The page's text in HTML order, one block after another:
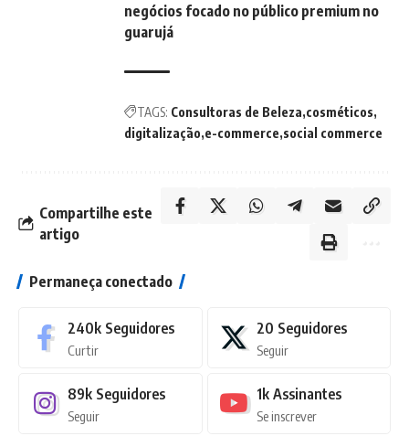
negócios focado no público premium no
guarujá
TAGS: Consultoras de Beleza cosméticos
digitalização e-commerce social commerce
Compartilhe este
artigo
Permaneça conectado
240k Seguidores
Curtir
20 Seguidores
Seguir
89k Seguidores
Seguir
1k Assinantes
Se inscrever